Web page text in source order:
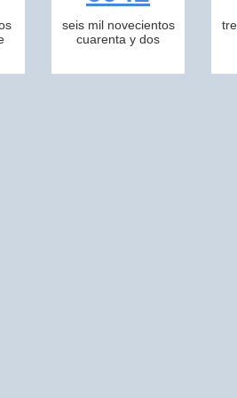
seis mil novecientos
cuarenta y dos